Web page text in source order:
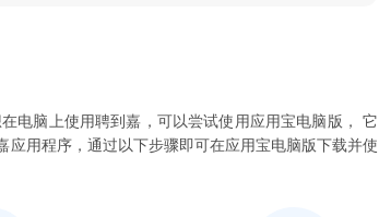
电脑上使用聘到嘉 ，可以尝试使用应用宝电脑版， 它
应用程序，通过以下步骤即可在应用宝电脑版下载并使